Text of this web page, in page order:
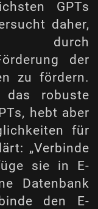
GPTs
daher,
durch
der
zu fördern.
robuste
hebt aber
für
„Verbinde
sie in E-
Datenbank
den E-